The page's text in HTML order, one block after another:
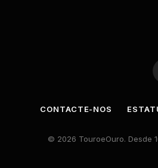
CONTACTE-NOS
© 2026 TouroeOuro. Desde